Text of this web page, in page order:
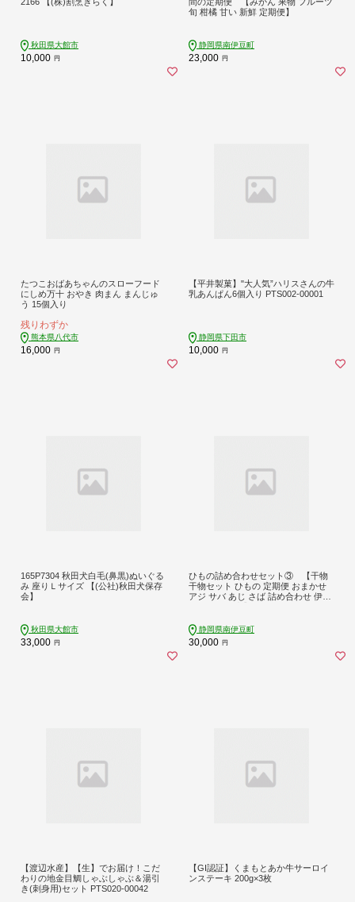
秋田県大館市
10,000 円
旬 柑橘 甘い 新鮮 定期便】
静岡県南伊豆町
23,000 円
たつこおばあちゃんのスローフード
にしめ万十 おやき 肉まん まんじゅ
う 15個入り
残りわずか
熊本県八代市
16,000 円
【平井製菓】"大人気”ハリスさんの牛
乳あんぱん6個入り PTS002-00001
静岡県下田市
10,000 円
165P7304 秋田犬白毛(鼻黒)ぬいぐる
み 座りＬサイズ 【(公社)秋田犬保存
会】
秋田県大館市
33,000 円
ひもの詰め合わせセット③ 【干物
干物セット ひもの 定期便 おまかせ
アジ サバ あじ さば 詰め合わせ 伊豆
静岡県南伊豆町
30,000 円
【渡辺水産】【生】でお届け！こだ
わりの地金目鯛しゃぶしゃぶ＆湯引
き(刺身用)セット PTS020-00042
【GI認証】くまもとあか牛サーロイ
ンステーキ 200g×3枚